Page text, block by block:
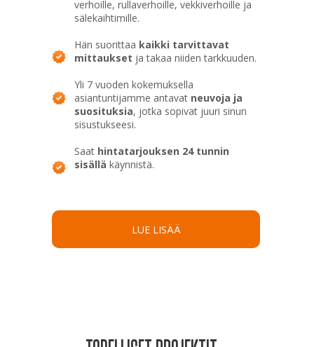
verhoille, rullaverhoille, vekkiverhoille ja
sälekaihtimille.
Hän suorittaa kaikki tarvittavat
mittaukset ja takaa niiden tarkkuuden.
Yli 7 vuoden kokemuksella
asiantuntijamme antavat neuvoja ja
suosituksia, jotka sopivat juuri sinun
sisustukseesi.
Saat hintatarjouksen 24 tunnin
sisällä käynnistä.
LUE LISÄÄ